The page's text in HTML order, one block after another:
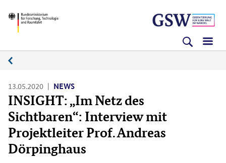
zum
(Eingabetaste)
zum
(Eingabetaste)
zur
(Eingabetaste)
BMFTR
13.05.2020 NEWS
INSIGHT: „Im Netz des
Sichtbaren“: Interview mit
Projektleiter Prof. Andreas
Dörpinghaus